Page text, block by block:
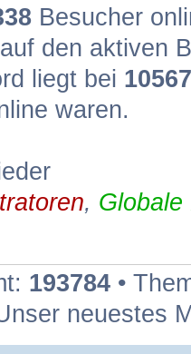
Besucher
den aktiven
liegt bei 10567
waren.
, Globale
193784 •
neuestes